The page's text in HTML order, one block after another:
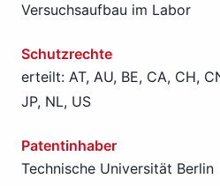
Versuchsaufbau im Labor
Schutzrechte
erteilt: AT, AU, BE, CA, CH,
JP, NL, US
Patentinhaber
Technische Universität Berlin